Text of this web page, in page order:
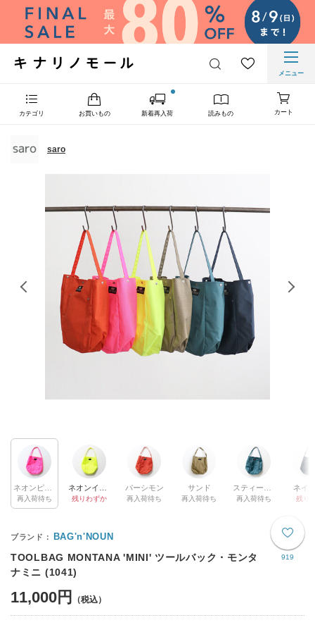
メニュー
カテゴリ お買いもの 新着再入荷 読みもの カート
saro
再入荷待ち 残りわずか
パーシモン
再入荷待ち
サンド
再入荷待ち 再入荷待ち
ネイ
残り
919
BAG'n'NOUN
TOOLBAG MONTANA 'MINI' ツールバック・モンタ
ナミニ (1041)
11,000円